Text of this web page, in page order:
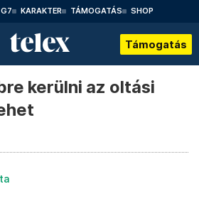
G7 KARAKTER TÁMOGATÁS SHOP
Támogatás
kerülni az oltási